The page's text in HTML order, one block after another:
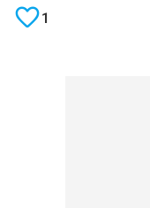
1